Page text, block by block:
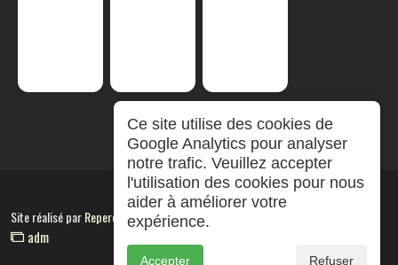
Site réalisé parRepereCom
adm
Ce site utilise des cookies de
Google Analytics pour analyser
notre trafic. Veuillez accepter
l'utilisation des cookies pour nous
aider à améliorer votre
expérience.
Accepter Refuser